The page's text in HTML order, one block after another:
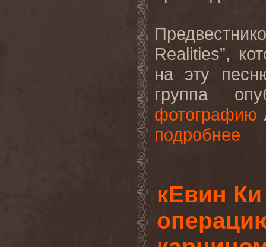
Realities”,
на эту
группа
фотографию
подробнее
кЕвин Ки